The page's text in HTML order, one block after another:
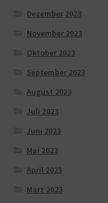
Dezember 2023
November 2023
Oktober 2023
September 2023
August 2023
Juli 2023
Juni 2023
Mai 2023
April 2023
März 2023